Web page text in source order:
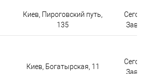
Киев, Пироговский путь,
135
Киев, Богатырская, 11